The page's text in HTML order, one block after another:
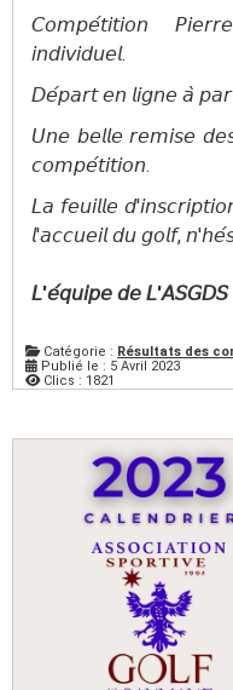
𝘊𝘰𝘮𝘱𝘦́𝘵𝘪𝘵𝘪𝘰𝘯
𝘪𝘯𝘥𝘪𝘷𝘪𝘥𝘶𝘦𝘭.
𝘋𝘦́𝘱𝘢𝘳𝘵 𝘦𝘯 𝘭𝘪𝘨𝘯𝘦 𝘢̀
𝘜𝘯𝘦 𝘣𝘦𝘭𝘭𝘦 𝘳𝘦𝘮𝘪𝘴𝘦
𝘤𝘰𝘮𝘱𝘦́𝘵𝘪𝘵𝘪𝘰𝘯.
𝘓𝘢 𝘧𝘦𝘶𝘪𝘭𝘭𝘦
𝘭'𝘢𝘤𝘤𝘶𝘦𝘪𝘭 𝘥𝘶 𝘨𝘰𝘭𝘧,
𝘓'𝘦́𝘲𝘶𝘪𝘱𝘦 𝘥𝘦 𝘓'𝘈𝘚𝘎𝘋𝘚
Catégorie : Résultats des
Publié le : 5 Avril 2023
Clics : 1821